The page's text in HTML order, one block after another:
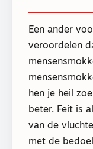
Een ander
veroordelen
hen je heil
beter. Feit is
van de
met de